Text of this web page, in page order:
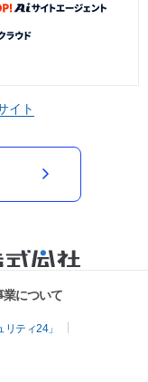
イト
業について
ティ24」